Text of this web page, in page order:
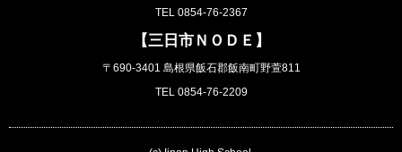
TEL 0854-76-2367
【三日市ＮＯＤＥ】
〒690-3401 島根県飯石郡飯南町野萱811
TEL 0854-76-2209